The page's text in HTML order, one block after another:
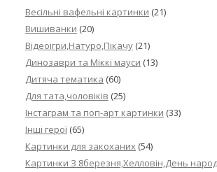
Весільні вафельні картинки (21)
Вишиванки (20)
Відеоігри,Натуро,Пікачу (21)
Динозаври та Міккі мауси (13)
Дитяча тематика (60)
Для тата,чоловіків (25)
Інстаграм та поп-арт картинки (33)
Інші герої (65)
Картинки для закоханих (54)
Картинки З 8березня,Хелловін,День